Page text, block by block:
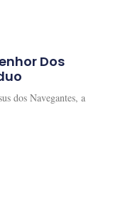
Dos
dos Navegantes, a